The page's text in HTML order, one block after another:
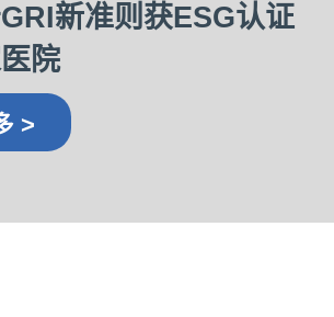
新准则获ESG认证
院
>